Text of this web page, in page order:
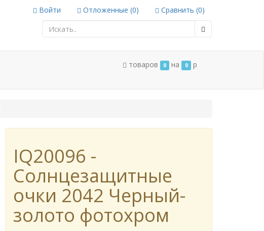
Войти Отложенные (0) Сравнить (0)
товаров 0 на 0 p
IQ20096 -
Солнцезащитные
очки 2042 Черный-
золото фотохром